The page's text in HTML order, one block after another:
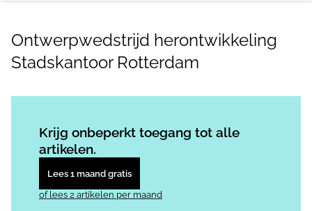
Ontwerpwedstrijd herontwikkeling
Stadskantoor Rotterdam
Krijg onbeperkt toegang tot alle
artikelen.
Lees 1 maand gratis
of lees 2 artikelen per maand